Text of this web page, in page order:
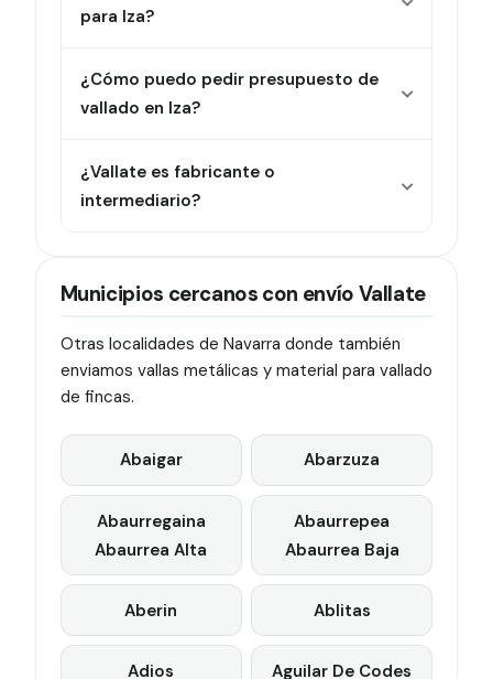
para Iza?
¿Cómo puedo pedir presupuesto de
vallado en Iza?
¿Vallate es fabricante o
intermediario?
Municipios cercanos con envío Vallate
Otras localidades de Navarra donde también
enviamos vallas metálicas y material para vallado
de fincas.
Abaigar Abarzuza
Abaurregaina
Abaurrea Alta
Abaurrepea
Abaurrea Baja
Aberin Ablitas
Adios Aguilar De Codes